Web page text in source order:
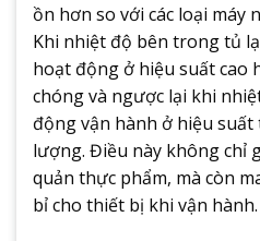
ồn hơn so với các loại máy
Khi nhiệt độ bên trong tủ
hoạt động ở hiệu suất cao
chóng và ngược lại khi
động vận hành ở hiệu
lượng. Điều này không chỉ
quản thực phẩm, mà còn
bỉ cho thiết bị khi vận hành.